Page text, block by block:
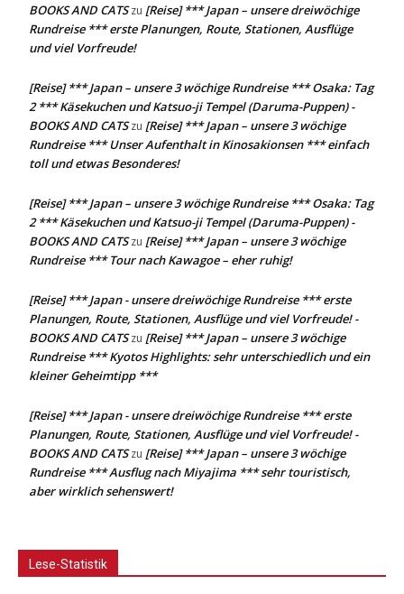
BOOKS AND CATSzu [Reise] *** Japan – unsere dreiwöchige
Rundreise *** erste Planungen, Route, Stationen, Ausflüge
und viel Vorfreude!
[Reise] *** Japan – unsere 3 wöchige Rundreise *** Osaka: Tag
2 *** Käsekuchen und Katsuo-ji Tempel (Daruma-Puppen) -
BOOKS AND CATSzu [Reise] *** Japan – unsere 3 wöchige
Rundreise *** Unser Aufenthalt in Kinosakionsen *** einfach
toll und etwas Besonderes!
[Reise] *** Japan – unsere 3 wöchige Rundreise *** Osaka: Tag
2 *** Käsekuchen und Katsuo-ji Tempel (Daruma-Puppen) -
BOOKS AND CATSzu [Reise] *** Japan – unsere 3 wöchige
Rundreise *** Tour nach Kawagoe – eher ruhig!
[Reise] *** Japan - unsere dreiwöchige Rundreise *** erste
Planungen, Route, Stationen, Ausflüge und viel Vorfreude! -
BOOKS AND CATSzu [Reise] *** Japan – unsere 3 wöchige
Rundreise *** Kyotos Highlights: sehr unterschiedlich und ein
kleiner Geheimtipp ***
[Reise] *** Japan - unsere dreiwöchige Rundreise *** erste
Planungen, Route, Stationen, Ausflüge und viel Vorfreude! -
BOOKS AND CATSzu [Reise] *** Japan – unsere 3 wöchige
Rundreise *** Ausflug nach Miyajima *** sehr touristisch,
aber wirklich sehenswert!
Lese-Statistik